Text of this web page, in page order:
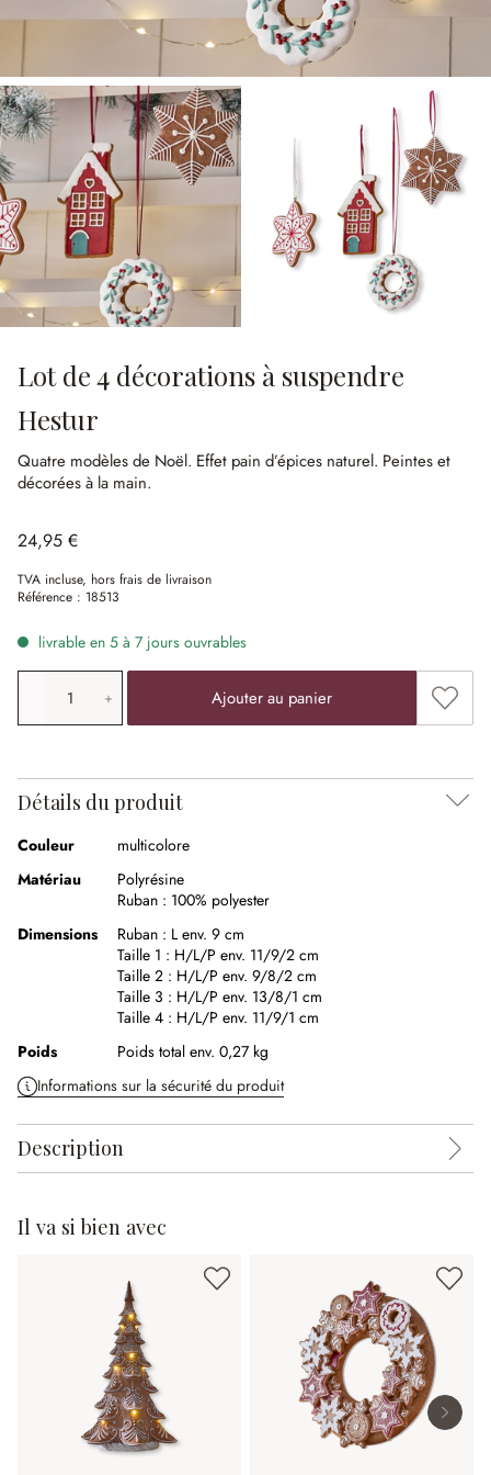
Lot de 4 décorations à suspendre
Hestur
Quatre modèles de Noël. Effet pain d’épices naturel. Peintes et
décorées à la main.
24,95 €
TVA incluse, hors frais de livraison
Référence : 18513
livrable en 5 à 7 jours ouvrables
Quantité de produit: saisissez la valeur souhaitée ou
Ajouter au panier
Détails du produit
Couleur
multicolore
Matériau
Polyrésine
Ruban : 100% polyester
Dimensions
Ruban : L env. 9 cm
Taille 1 : H/L/P env. 11/9/2 cm
Taille 2 : H/L/P env. 9/8/2 cm
Taille 3 : H/L/P env. 13/8/1 cm
Taille 4 : H/L/P env. 11/9/1 cm
Poids
Poids total env. 0,27 kg
Informations sur la sécurité du produit
Description
Il va si bien avec